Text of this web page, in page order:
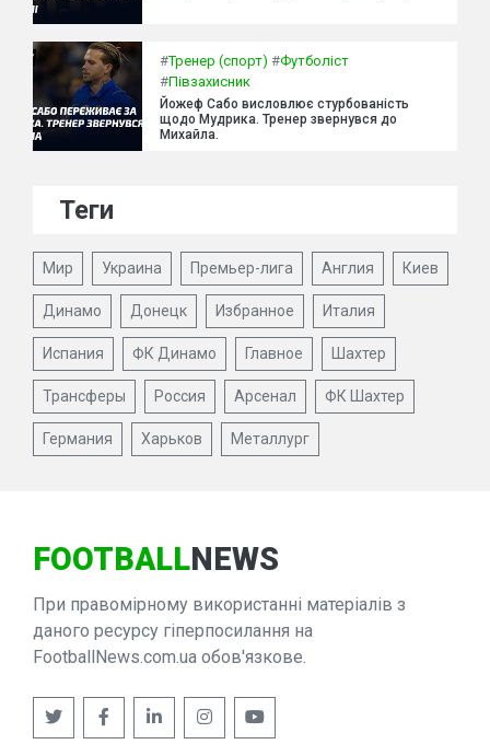
#Тренер (спорт) #Футболіст
#Півзахисник
Йожеф Сабо висловлює стурбованість
щодо Мудрика. Тренер звернувся до
Михайла.
Теги
Мир Украина Премьер-лига Англия Киев
Динамо Донецк Избранное Италия
Испания ФК Динамо Главное Шахтер
Трансферы Россия Арсенал ФК Шахтер
Германия Харьков Металлург
FOOTBALLNEWS
При правомірному використанні матеріалів з
даного ресурсу гіперпосилання на
FootballNews.com.ua обов'язкове.